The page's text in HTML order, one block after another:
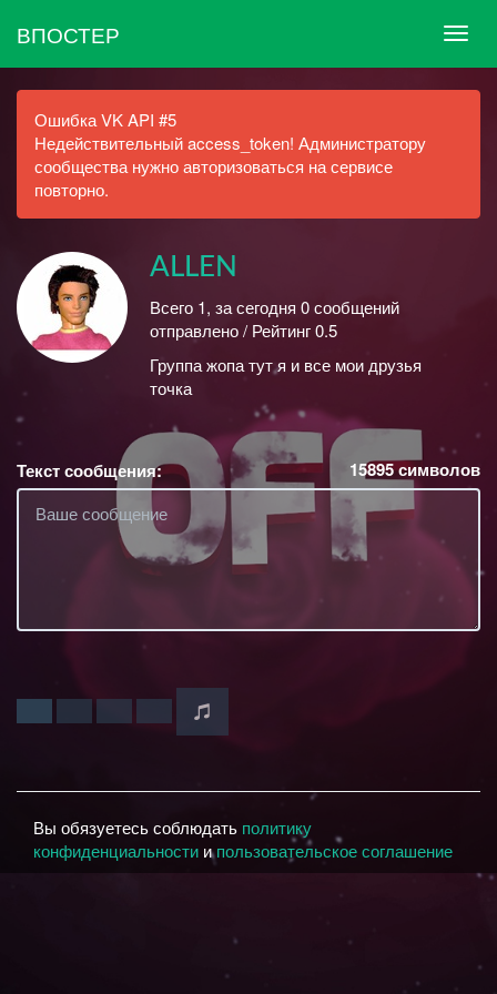
ВПОСТЕР
Ошибка VK API #5
Недействительный access_token! Администратору
сообщества нужно авторизоваться на сервисе
повторно.
ALLEN
Всего 1, за сегодня 0 сообщений
отправлено / Рейтинг 0.5
Группа жопа тут я и все мои друзья
точка
Текст сообщения: 15895символов
Вы обязуетесь соблюдать политику
конфиденциальности ипользовательское соглашение